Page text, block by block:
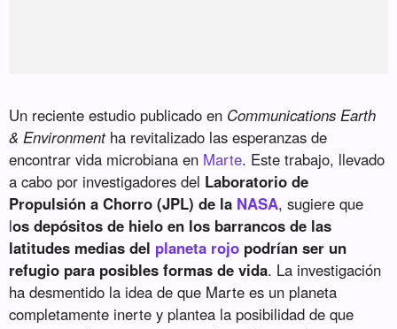
Un reciente estudio publicado en Communications Earth
& Environmentha revitalizado las esperanzas de
encontrar vida microbiana en Marte. Este trabajo, llevado
a cabo por investigadores del Laboratorio de
Propulsión a Chorro (JPL) de la NASA, sugiere que
los depósitos de hielo en los barrancos de las
latitudes medias del planeta rojo podrían ser un
refugio para posibles formas de vida. La investigación
ha desmentido la idea de que Marte es un planeta
completamente inerte y plantea la posibilidad de que